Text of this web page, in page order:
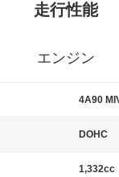
走行性能
エンジン
4A90
DOHC
1,332cc